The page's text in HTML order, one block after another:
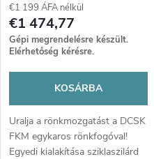
€1 199 ÁFA nélkül
€1 474,77
Gépi megrendelésre készült.
Elérhetőség kérésre.
KOSÁRBA
Uralja a rönkmozgatást a DCSK
FKM egykaros rönkfogóval!
Egyedi kialakítása sziklaszilárd